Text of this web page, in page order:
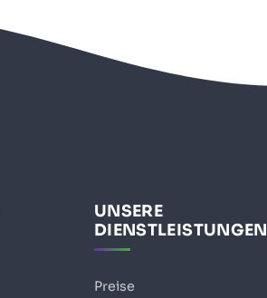
UNSERE
DIENSTLEISTUNGEN
Preise